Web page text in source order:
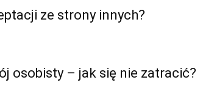
ze strony innych?
osobisty – jak się nie zatracić?